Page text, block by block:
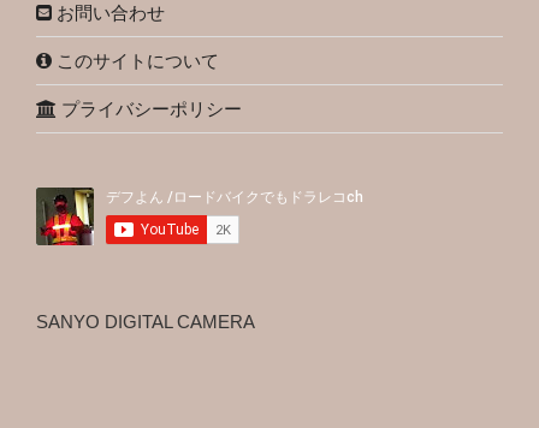
お問い合わせ
このサイトについて
プライバシーポリシー
SANYO DIGITAL CAMERA